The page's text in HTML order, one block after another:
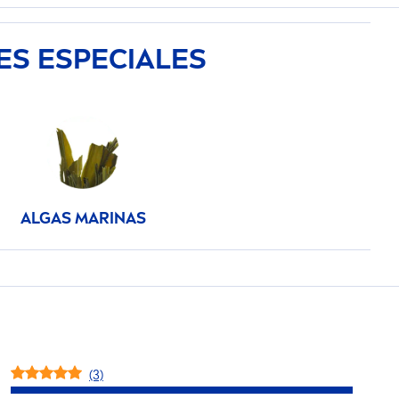
ESPECIALES
ALGAS MARINAS
(3)